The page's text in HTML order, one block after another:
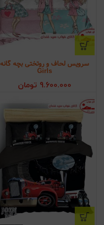
سرویس لحاف و روتختی بچه گانه
Girls
9.600.000 تومان